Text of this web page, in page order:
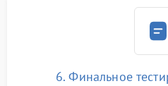
6. Финальное